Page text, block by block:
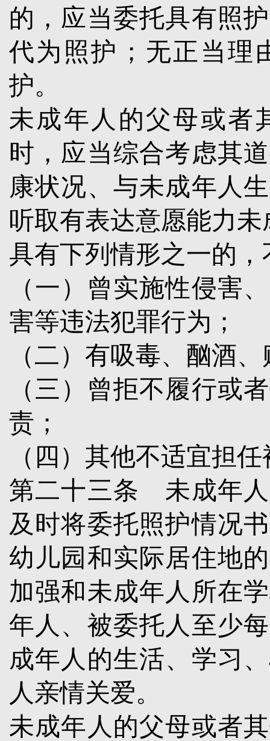
的，应当委托具有照
代为照护；无正当理
护。
未成年人的父母或者
时，应当综合考虑其
康状况、与未成年人
听取有表达意愿能力
具有下列情形之一的
（一）曾实施性侵害
害等违法犯罪行为；
（二）有吸毒、酗酒
（三）曾拒不履行或
责；
（四）其他不适宜担
第二十三条 未成年人
及时将委托照护情况
幼儿园和实际居住地
加强和未成年人所在
年人、被委托人至少
成年人的生活、学习
人亲情关爱。
未成年人的父母或者